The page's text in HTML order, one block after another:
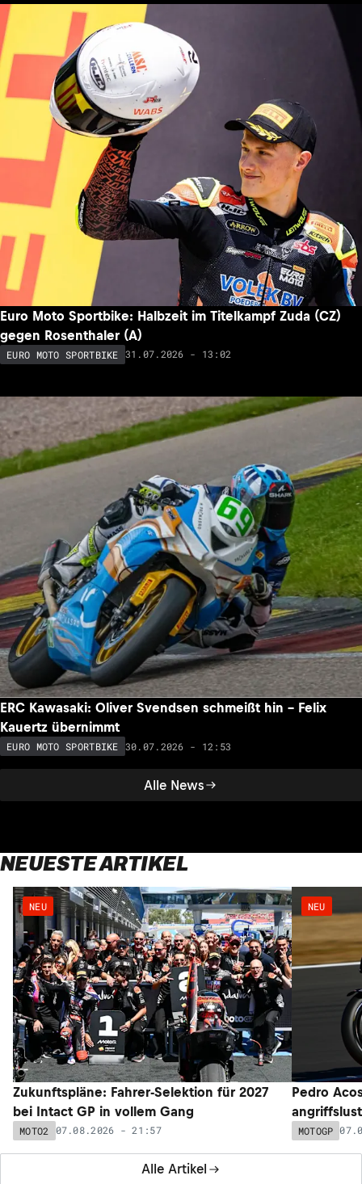
Alle News
Euro Moto Sportbike: Halbzeit im Titelkampf Zuda (CZ)
gegen Rosenthaler (A)
EURO MOTO SPORTBIKE 31.07.2026 - 13:02
ERC Kawasaki: Oliver Svendsen schmeißt hin – Felix
Kauertz übernimmt
EURO MOTO SPORTBIKE 30.07.2026 - 12:53
NEUESTE ARTIKEL
Alle Artikel
NEU
Zukunftspläne: Fahrer-Selektion für 2027
bei Intact GP in vollem Gang
MOTO2 07.08.2026 - 21:57
NEU
Pedro
MOTOGP